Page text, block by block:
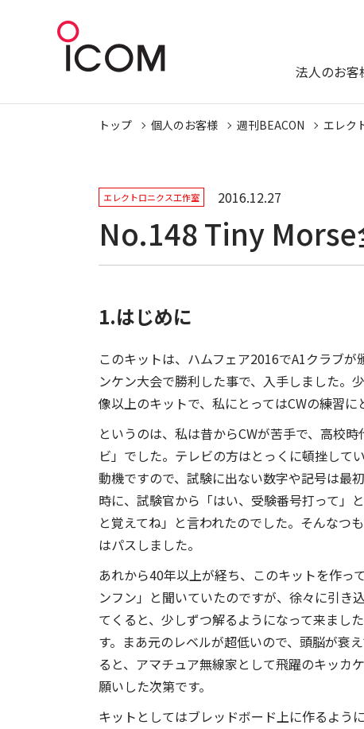
法人のお客
トップ 個人のお客様 週刊BEACON エレク
エレクトロニクス工作室 2016.12.27
No.148 Tiny Morse
1.はじめに
このキットは、ハムフェア2016でA1クラブ
ンケン大会で勝利した事で、入手しました。
像以上のキットで、私にとってはCWの練習に
というのは、私は昔からCWが苦手で、高校
ビ」でした。テレビの方はとっくに頓挫して
動機ですので、試験に出ない数字や記号は最
時に、試験官から「はい、受験番号打って」
と覚えてね」と言われたのでした。そんなつ
はパスしました。
あれから40年以上が経ち、このキットを作っ
ンフン」と聞いていたのですが、徐々に引き
てくると、少しずつ解るようになって来まし
す。まあ元のレベルが超低いので、頭脳が衰
ると、アマチュア無線家として飛躍のキッカ
願いした次第です。
キットとしてはブレッドボード上に作るよう